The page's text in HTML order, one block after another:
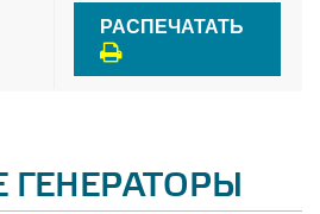
РАСПЕЧАТАТЬ